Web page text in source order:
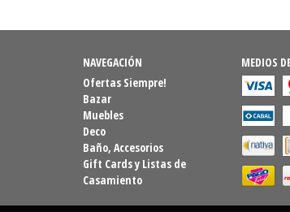
NAVEGACIÓN
Ofertas Siempre!
Bazar
Muebles
Deco
Baño, Accesorios
Gift Cards y Listas de
Casamiento
MEDIOS